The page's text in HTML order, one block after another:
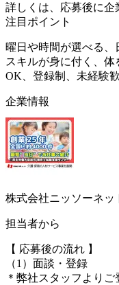
詳しくは、応募後に企
注目ポイント
曜日や時間が選べる、
スキルが身に付く、
OK、登録制、未経験
企業情報
株式会社ニッソーネ
担当者から
【 応募後の流れ 】
（1）面談・登録
＊弊社スタッフより